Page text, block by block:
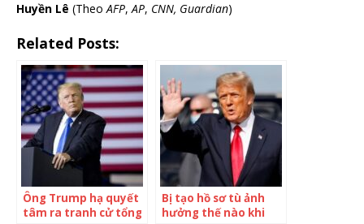
Huyền Lê (TheoAFP,AP, CNN, Guardian)
Related Posts:
Ông Trump hạ quyết
tâm ra tranh cử tổng
Bị tạo hồ sơ tù ảnh
hưởng thế nào khi